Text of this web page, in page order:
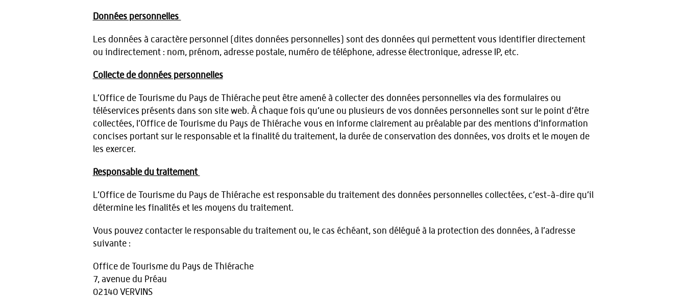
Données personnelles
Les données à caractère personnel (dites données personnelles) sont des données qui permettent vous identifier directement
ou indirectement : nom, prénom, adresse postale, numéro de téléphone, adresse électronique, adresse IP, etc.
Collecte de données personnelles
L’Office de Tourisme du Pays de Thiérache peut être amené à collecter des données personnelles via des formulaires ou
téléservices présents dans son site web. À chaque fois qu’une ou plusieurs de vos données personnelles sont sur le point d’être
collectées, l’Office de Tourisme du Pays de Thiérache vous en informe clairement au préalable par des mentions d’information
concises portant sur le responsable et la finalité du traitement, la durée de conservation des données, vos droits et le moyen de
les exercer.
Responsable du traitement
L’Office de Tourisme du Pays de Thiérache est responsable du traitement des données personnelles collectées, c’est-à-dire qu’il
détermine les finalités et les moyens du traitement.
Vous pouvez contacter le responsable du traitement ou, le cas échéant, son délégué à la protection des données, à l’adresse
suivante :
Office de Tourisme du Pays de Thiérache
7, avenue du Préau
02140 VERVINS